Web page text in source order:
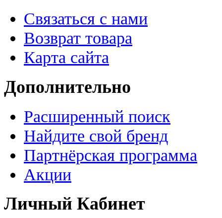
Связаться с нами
Возврат товара
Карта сайта
Дополнительно
Расширенный поиск
Найдите свой бренд
Партнёрская программа
Акции
Личный Кабинет